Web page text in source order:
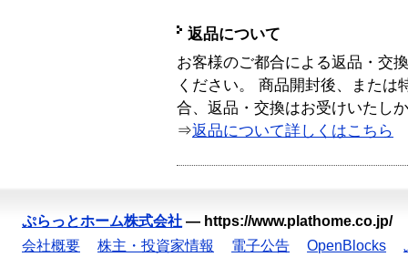
返品について
お客様のご都合による返品・交
ください。 商品開封後、または
合、返品・交換はお受けいたし
⇒返品について詳しくはこちら
ぷらっとホーム株式会社 — https://www.plathome.co.jp/
会社概要
株主・投資家情報 電子公告 OpenBlocks